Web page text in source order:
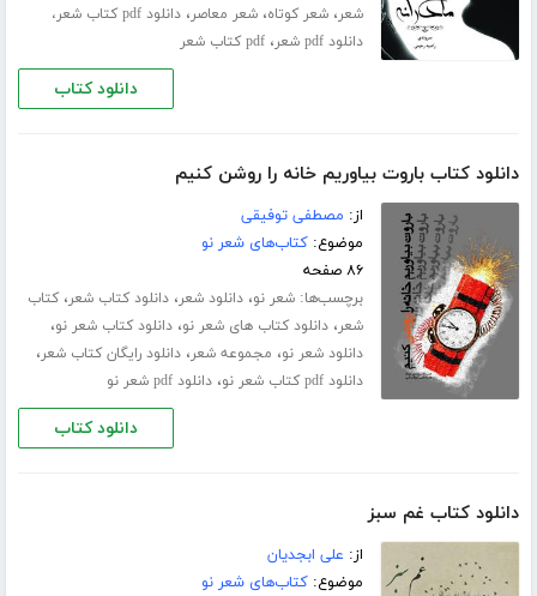
شعر،شعر کوتاه،شعر معاصر،
دانلود pdf کتاب شعر،
دانلود pdf شعر
،pdf کتاب شعر
دانلود کتاب
دانلود کتاب باروت بیاوریم خانه را روشن کنیم
از: مصطفی توفیقی
موضوع:کتاب‌های شعر نو
۸۶ صفحه
برچسب‌ها:شعر نو،دانلود شعر،دانلود کتاب شعر،کتاب
شعر،دانلود کتاب های شعر نو،دانلود کتاب شعر نو،
دانلود شعر نو، مجموعه شعر،دانلود رایگان کتاب شعر،
دانلود pdf کتاب شعر نو ،دانلود pdf شعر نو
دانلود کتاب
دانلود کتاب غم سبز
از: علی ابجدیان
موضوع:کتاب‌های شعر نو